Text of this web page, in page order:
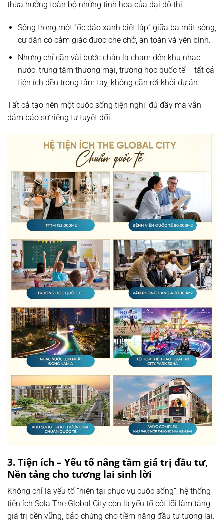
thừa hưởng toàn bộ những tinh hoa của đại đô thị.
Sống trong một “ốc đảo xanh biệt lập” giữa ba mặt sông,
cư dân có cảm giác được che chở, an toàn và yên bình.
Nhưng chỉ cần vài bước chân là chạm đến khu nhạc
nước, trung tâm thương mại, trường học quốc tế – tất cả
tiện ích đều trong tầm tay, không cần rời khỏi dự án.
Tất cả tạo nên một cuộc sống tiện nghi, đủ đầy mà vẫn
đảm bảo sự riêng tư tuyệt đối.
3. Tiện ích – Yếu tố nâng tầm giá trị đầu tư,
Nền tảng cho tương lai sinh lời
Không chỉ là yếu tố “hiện tại phục vụ cuộc sống”, hệ thống
tiện ích Sola The Global City còn là yếu tố cốt lõi làm tăng
giá trị bền vững, bảo chứng cho tiềm năng đầu tư tương lai.